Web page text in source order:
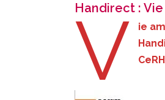
Handirect :
V
ie